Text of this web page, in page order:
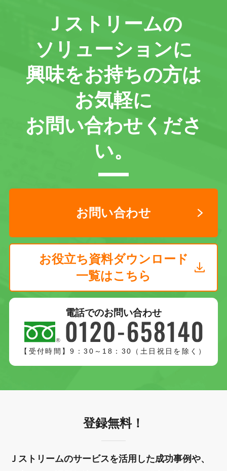
Ｊストリームの
ソリューションに
興味をお持ちの方は
お気軽に
お問い合わせくださ
い。
お問い合わせ
お役立ち資料ダウンロード
一覧はこちら
電話でのお問い合わせ
【受付時間】9：30～18：30（土日祝日を除く）
登録無料！
Ｊストリームのサービスを活用した成功事例や、